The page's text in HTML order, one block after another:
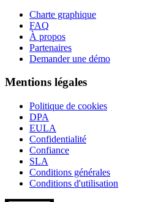
Charte graphique
FAQ
À propos
Partenaires
Demander une démo
Mentions légales
Politique de cookies
DPA
EULA
Confidentialité
Confiance
SLA
Conditions générales
Conditions d'utilisation